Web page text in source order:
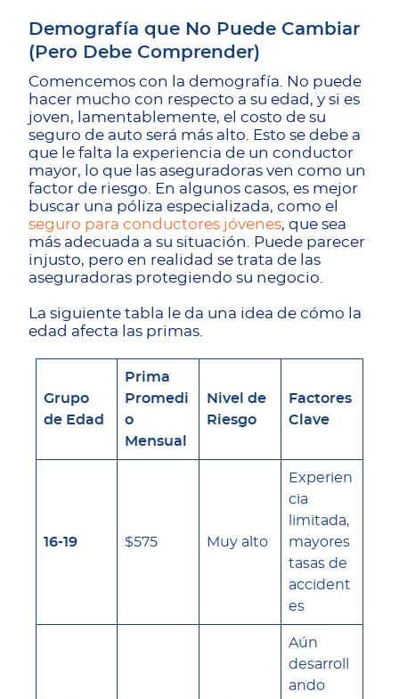
Demografía que No Puede Cambiar
(Pero Debe Comprender)
Comencemos con la demografía. No puede
hacer mucho con respecto a su edad, y si es
joven, lamentablemente, el costo de su
seguro de auto será más alto. Esto se debe a
que le falta la experiencia de un conductor
mayor, lo que las aseguradoras ven como un
factor de riesgo. En algunos casos, es mejor
buscar una póliza especializada, como el
seguro para conductores jóvenes, que sea
más adecuada a su situación. Puede parecer
injusto, pero en realidad se trata de las
aseguradoras protegiendo su negocio.
La siguiente tabla le da una idea de cómo la
edad afecta las primas.
Grupo
de Edad
Prima
Promedi
o
Mensual
Nivel de
Riesgo
Factores
Clave
16-19 $575 Muy alto
Experien
cia
limitada,
mayores
tasas de
accident
es
Aún
desarroll
ando